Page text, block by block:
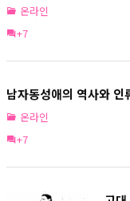
온라인
+7
남자동성애의 역사와 인
온라인
+7